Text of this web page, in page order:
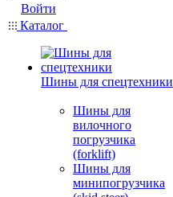
Войти
Каталог
Шины для спецтехники
Шины для
вилочного
погрузчика
(forklift)
Шины для
минипогрузчика